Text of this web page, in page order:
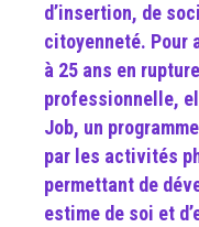
d’insertion, de
citoyenneté. Pour
à 25 ans en
professionnelle,
Job, un
par les activités
permettant de
estime de soi et